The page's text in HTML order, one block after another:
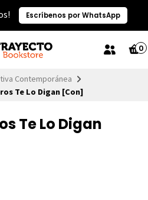
Escríbenos por WhatsApp
0
Contemporánea
Te Lo Digan [Con]
Te Lo Digan